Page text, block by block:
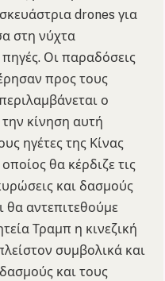
drones για
στη νύχτα
Οι παραδόσεις
προς τους
ο
κίνηση αυτή
ηγέτες της Κίνας
θα κέρδιζε τις
και δασμούς
θα αντεπιτεθούμε
Τραμπ η κινεζική
συμβολικά και
και τους